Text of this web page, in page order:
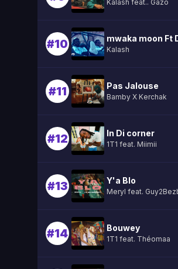
Kalash feat.. Gazo
#10 mwaka moon Ft
Kalash
#11 Pas Jalouse
Bamby X Kerchak
#12 In Di corner
1T1 feat. Miimii
#13 Y'a Blo
Meryl feat.
#14 Bouwey
1T1 feat. Théomaa